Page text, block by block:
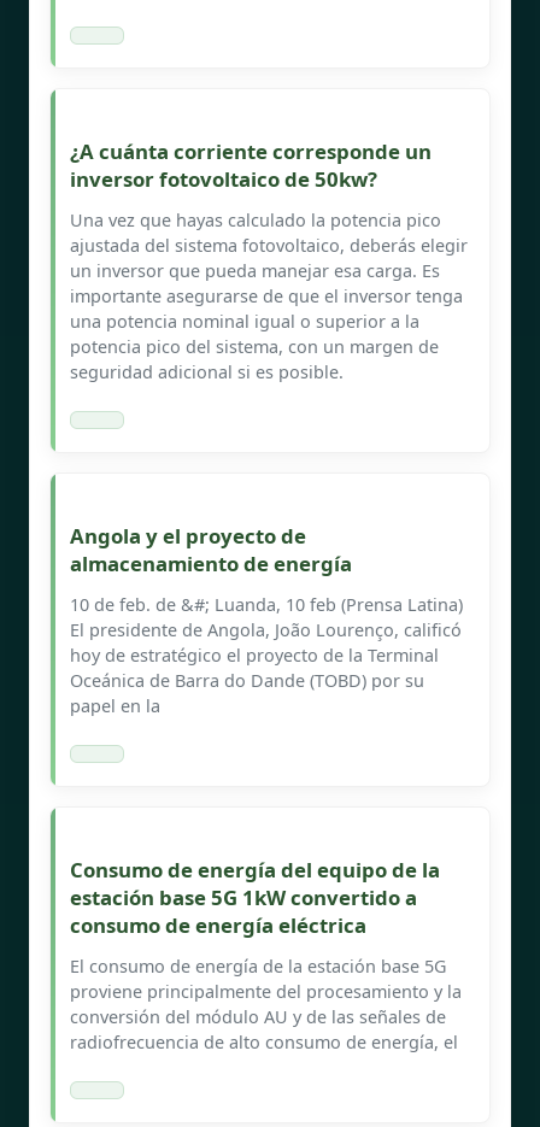
¿A cuánta corriente corresponde un
inversor fotovoltaico de 50kw?
Una vez que hayas calculado la potencia pico
ajustada del sistema fotovoltaico, deberás elegir
un inversor que pueda manejar esa carga. Es
importante asegurarse de que el inversor tenga
una potencia nominal igual o superior a la
potencia pico del sistema, con un margen de
seguridad adicional si es posible.
Angola y el proyecto de
almacenamiento de energía
10 de feb. de &#; Luanda, 10 feb (Prensa Latina)
El presidente de Angola, João Lourenço, calificó
hoy de estratégico el proyecto de la Terminal
Oceánica de Barra do Dande (TOBD) por su
papel en la
Consumo de energía del equipo de la
estación base 5G 1kW convertido a
consumo de energía eléctrica
El consumo de energía de la estación base 5G
proviene principalmente del procesamiento y la
conversión del módulo AU y de las señales de
radiofrecuencia de alto consumo de energía, el